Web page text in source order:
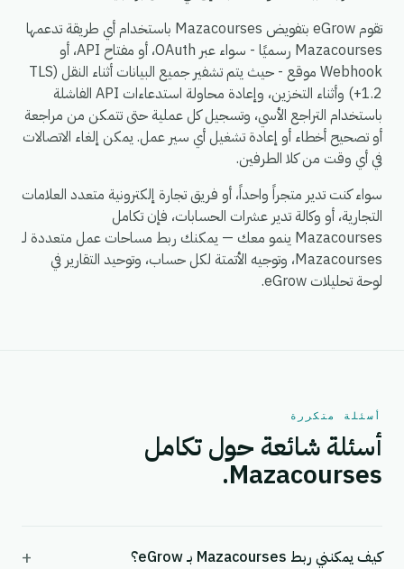
تقوم eGrow بتفويض Mazacourses باستخدام أي طريقة تدعمها
Mazacourses رسميًا - سواء عبر OAuth، أو مفتاح API، أو
Webhook موقع - حيث يتم تشفير جميع البيانات أثناء النقل (TLS
1.2+) وأثناء التخزين، وإعادة محاولة استدعاءات API الفاشلة
باستخدام التراجع الأسي، وتسجيل كل عملية حتى تتمكن من مراجعة
أو تصحيح أخطاء أو إعادة تشغيل أي سير عمل. يمكن إلغاء الاتصالات
في أي وقت من كلا الطرفين.
سواء كنت تدير متجراً واحداً، أو فريق تجارة إلكترونية متعدد العلامات
التجارية، أو وكالة تدير عشرات الحسابات، فإن تكامل
Mazacourses ينمو معك — يمكنك ربط مساحات عمل متعددة لـ
Mazacourses، وتوجيه الأتمتة لكل حساب، وتوحيد التقارير في
لوحة تحليلات eGrow.
أسئلة متكررة
أسئلة شائعة حول تكامل
Mazacourses.
كيف يمكنني ربط Mazacourses بـ eGrow؟ +